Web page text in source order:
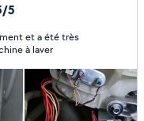
5
et a été très
à laver